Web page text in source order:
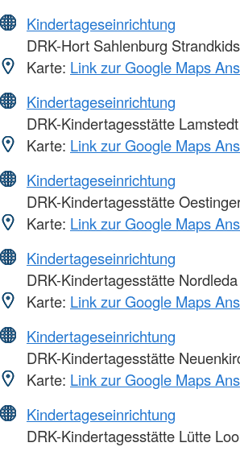
Kindertageseinrichtung
DRK-Hort Sahlenburg Strandkids
Karte: Link zur Google Maps
Kindertageseinrichtung
DRK-Kindertagesstätte Lamstedt
Karte: Link zur Google Maps
Kindertageseinrichtung
DRK-Kindertagesstätte
Karte: Link zur Google Maps
Kindertageseinrichtung
DRK-Kindertagesstätte Nordleda
Karte: Link zur Google Maps
Kindertageseinrichtung
DRK-Kindertagesstätte
Karte: Link zur Google Maps
Kindertageseinrichtung
DRK-Kindertagesstätte Lütte